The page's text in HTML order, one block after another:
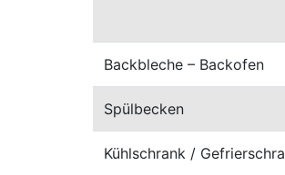
Backbleche – Backofen
Spülbecken
Kühlschrank /